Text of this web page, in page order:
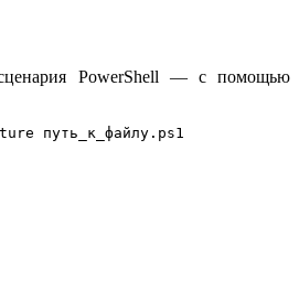
PowerShell — с помощью
путь_к_файлу.ps1